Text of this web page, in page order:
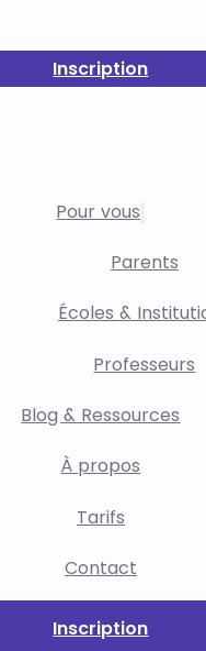
Inscription
Pour vous
Parents
Écoles &
Professeurs
Blog & Ressources
À propos
Tarifs
Contact
Inscription